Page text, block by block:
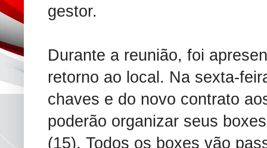
gestor.
Durante a reunião, foi
retorno ao local. Na sexta-
chaves e do novo contrato
poderão organizar seus
(15). Todos os boxes vão